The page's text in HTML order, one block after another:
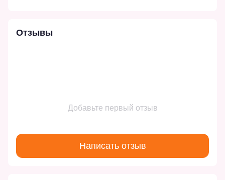
Отзывы
Добавьте первый отзыв
Написать отзыв